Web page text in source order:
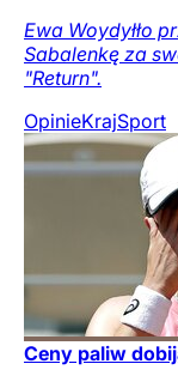
Ewa Woydyłło
Sabalenkę za
"Return".
OpinieKrajSport
Ceny paliw